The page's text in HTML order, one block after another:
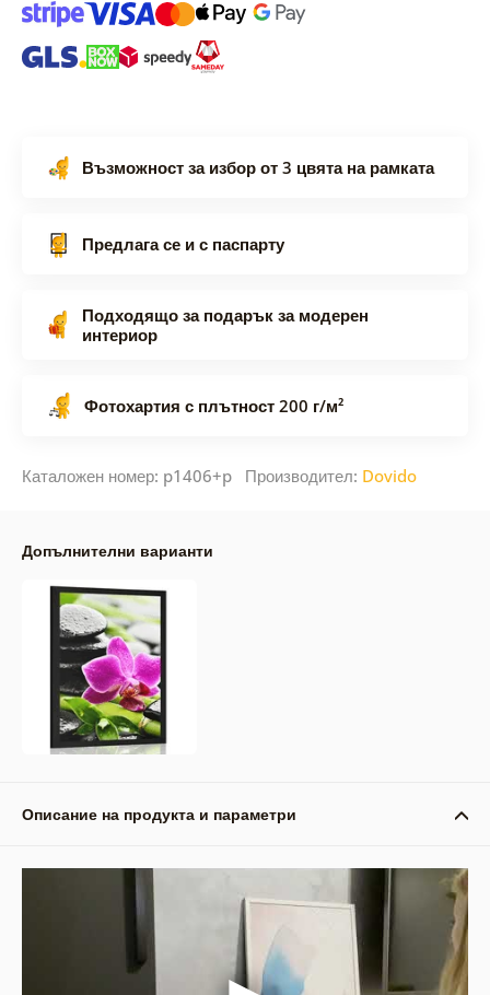
Възможност за избор от 3 цвята на рамката
Предлага се и с паспарту
Подходящо за подарък за модерен
интериор
Фотохартия с плътност 200 г/м²
Каталожен номер: p1406+p Производител: Dovido
Допълнителни варианти
Описание на продукта и параметри